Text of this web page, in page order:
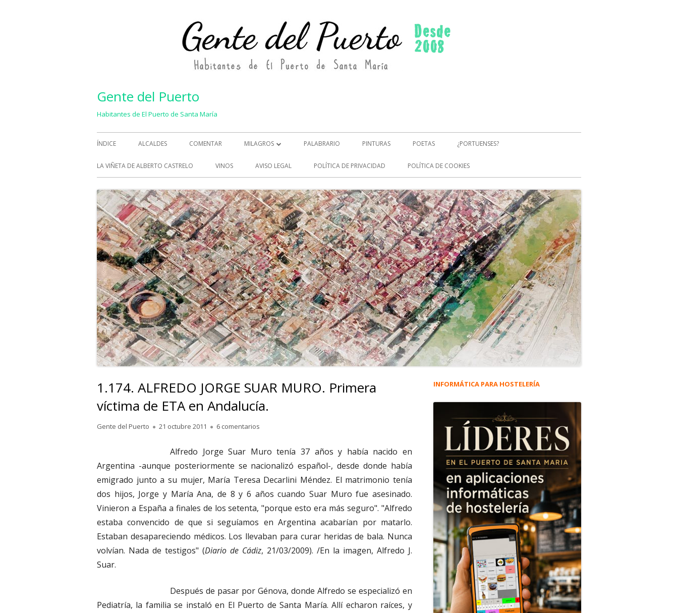
Gente del Puerto
Habitantes de El Puerto de Santa María
Menú
principal
ÍNDICE ALCALDES COMENTAR MILAGROS
MILAGROS (2)
PALABRARIO PINTURAS POETAS ¿PORTUENSES?
LA VIÑETA DE ALBERTO CASTRELO VINOS AVISO LEGAL POLÍTICA DE PRIVACIDAD POLÍTICA DE COOKIES
1.174. ALFREDO JORGE SUAR MURO. Primera
víctima de ETA en Andalucía.
Autor
Gente del Puerto
Publicado
21 octubre 2011 6 comentarios en 1.174. ALFREDO JORGE SUAR MURO. Primera víctima de ETA en Andalucía.
Alfredo Jorge Suar Muro tenía 37 años y había nacido en
Argentina -aunque posteriormente se nacionalizó español-, desde donde había
emigrado junto a su mujer, María Teresa Decarlini Méndez. El matrimonio tenía
dos hijos, Jorge y María Ana, de 8 y 6 años cuando Suar Muro fue asesinado.
Vinieron a España a finales de los setenta, "porque esto era más seguro". "Alfredo
estaba convencido de que si seguíamos en Argentina acabarían por matarlo.
Estaban desapareciendo médicos. Los llevaban para curar heridas de bala. Nunca
volvían. Nada de testigos" (Diario de Cádiz, 21/03/2009). /En la imagen, Alfredo J.
Suar.
Después de pasar por Génova, donde Alfredo se especializó en
Pediatría, la familia se instaló en El Puerto de Santa María. Allí echaron raíces, y
Barra
principal
INFORMÁTICA PARA HOSTELERÍA